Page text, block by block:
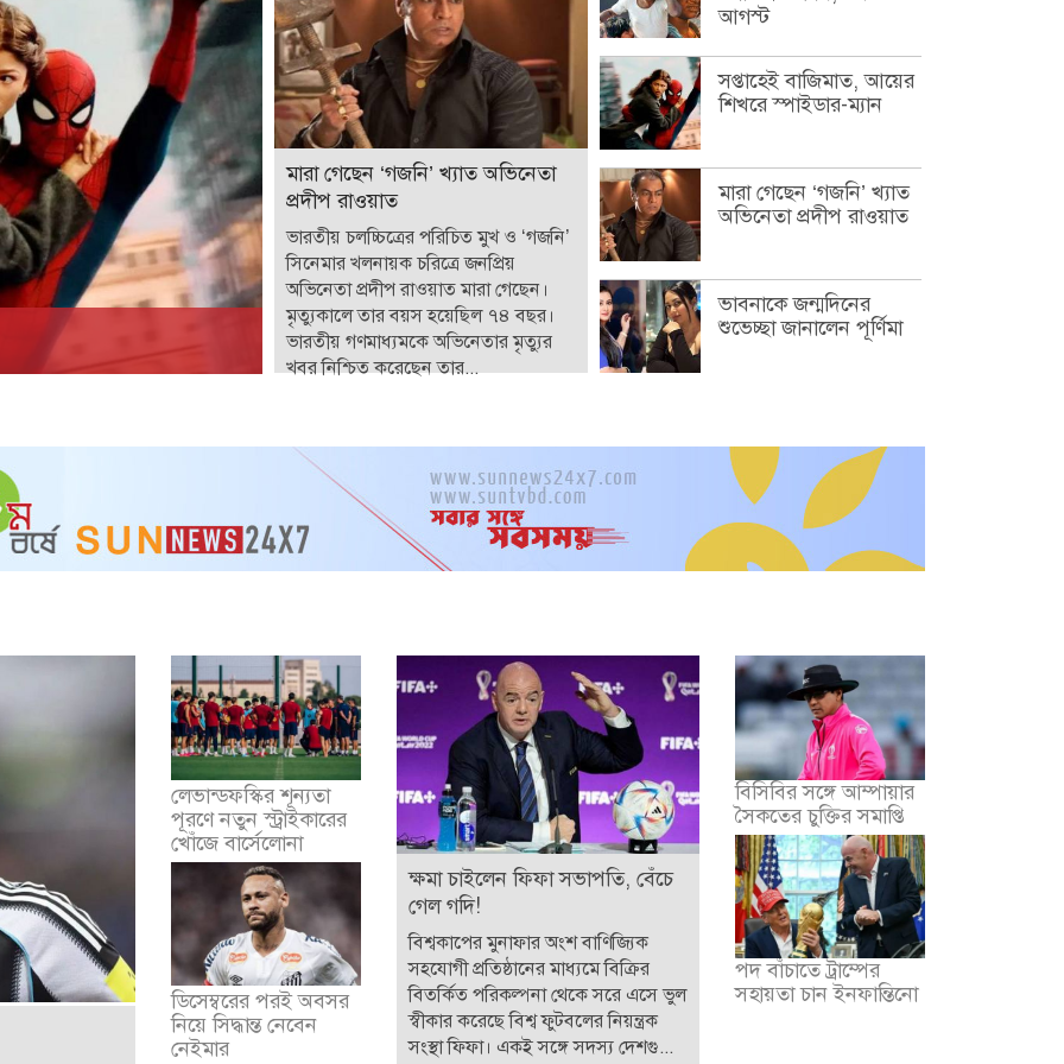
মারা গেছেন ‘গজনি’ খ্যাত অভিনেতা
প্রদীপ রাওয়াত
ভারতীয় চলচ্চিত্রের পরিচিত মুখ ও ‘গজনি’
সিনেমার খলনায়ক চরিত্রে জনপ্রিয়
অভিনেতা প্রদীপ রাওয়াত মারা গেছেন।
মৃত্যুকালে তার বয়স হয়েছিল ৭৪ বছর।
ভারতীয় গণমাধ্যমকে অভিনেতার মৃত্যুর
খবর নিশ্চিত করেছেন তার...
আগস্ট
সপ্তাহেই বাজিমাত, আয়ের
শিখরে স্পাইডার-ম্যান
মারা গেছেন ‘গজনি’ খ্যাত
অভিনেতা প্রদীপ রাওয়াত
ভাবনাকে জন্মদিনের
শুভেচ্ছা জানালেন পূর্ণিমা
লেভান্ডফস্কির শূন্যতা
পূরণে নতুন স্ট্রাইকারের
খোঁজে বার্সেলোনা
ডিসেম্বরের পরই অবসর
নিয়ে সিদ্ধান্ত নেবেন
নেইমার
ক্ষমা চাইলেন ফিফা সভাপতি, বেঁচে
গেল গদি!
বিশ্বকাপের মুনাফার অংশ বাণিজ্যিক
সহযোগী প্রতিষ্ঠানের মাধ্যমে বিক্রির
বিতর্কিত পরিকল্পনা থেকে সরে এসে ভুল
স্বীকার করেছে বিশ্ব ফুটবলের নিয়ন্ত্রক
সংস্থা ফিফা। একই সঙ্গে সদস্য দেশগু...
বিসিবির সঙ্গে আম্পায়ার
সৈকতের চুক্তির সমাপ্তি
পদ বাঁচাতে ট্রাম্পের
সহায়তা চান ইনফান্তিনো